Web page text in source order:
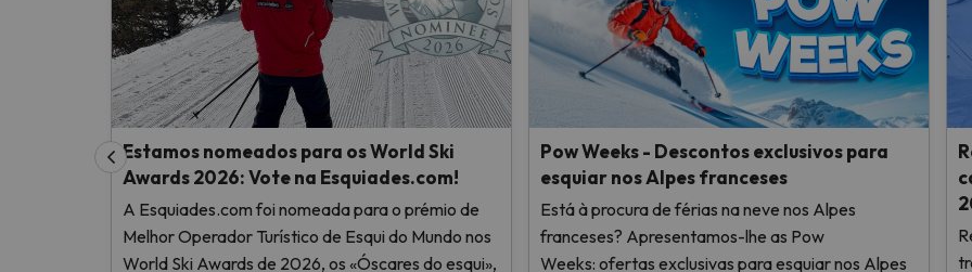
Estamos nomeados para os World Ski
Awards 2026: Vote na Esquiades.com!
A Esquiades.com foi nomeada para o prémio de
Melhor Operador Turístico de Esqui do Mundo nos
World Ski Awards de 2026, os «Óscares do esqui»,
Pow Weeks - Descontos exclusivos para
esquiar nos Alpes franceses
Está à procura de férias na neve nos Alpes
franceses? Apresentamos-lhe as Pow
Weeks: ofertas exclusivas para esquiar nos Alpes